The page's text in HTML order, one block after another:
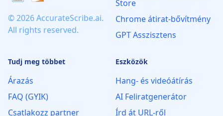
© 2026 AccurateScribe.ai.
All rights reserved.
Store
Chrome átirat‑bővítmény
GPT Asszisztens
Tudj meg többet
Árazás
FAQ (GYIK)
Csatlakozz partner
Eszközök
Hang- és videóátírás
AI Feliratgenerátor
Írd át URL-ről